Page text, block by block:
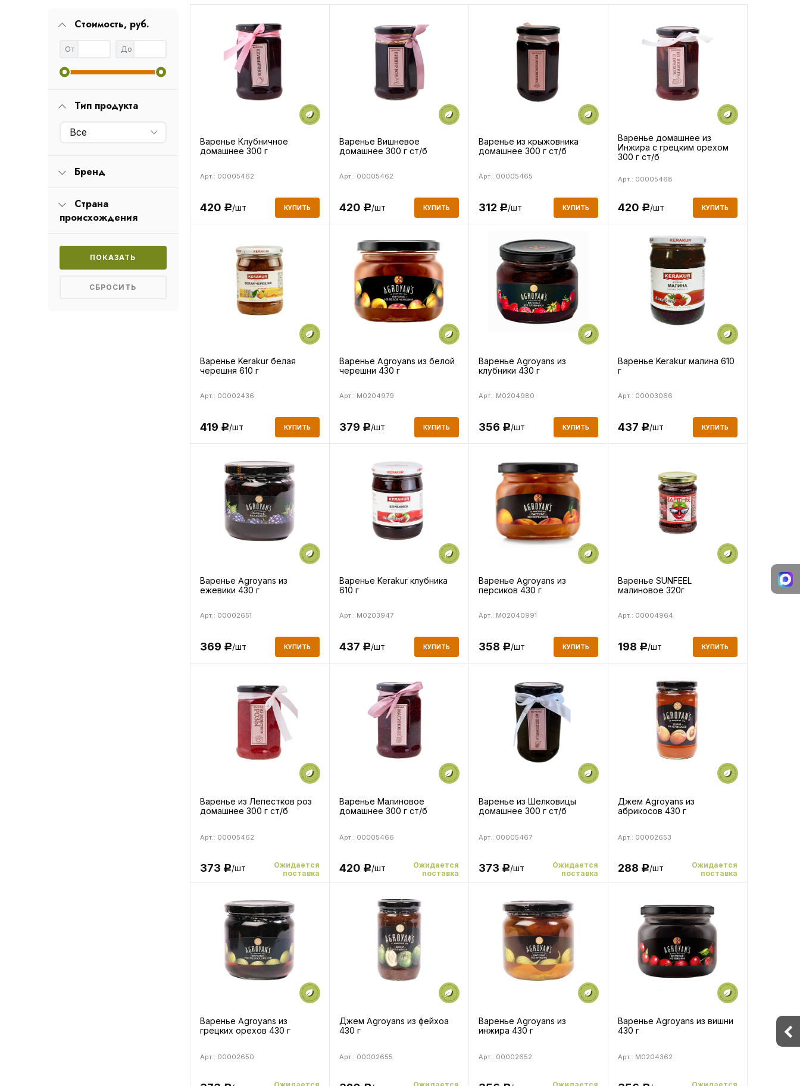
Стоимость, руб.
От До
Тип продукта
Все
Бренд
Страна
происхождения
Варенье Клубничное
домашнее 300 г
Арт.: 00005462
420 Р/шт КУПИТЬ
Варенье Вишневое
домашнее 300 г ст/б
Арт.: 00005462
420 Р/шт КУПИТЬ
Варенье из крыжовника
домашнее 300 г ст/б
Арт.: 00005465
312 Р/шт КУПИТЬ
Варенье домашнее из
Инжира с грецким орехом
300 г ст/б
Арт.: 00005468
420 Р/шт КУПИТЬ
Варенье Kerakur белая
черешня 610 г
Арт.: 00002436
419 Р/шт КУПИТЬ
Варенье Agroyans из белой
черешни 430 г
Арт.: M0204979
379 Р/шт КУПИТЬ
Варенье Agroyans из
клубники 430 г
Арт.: M0204980
356 Р/шт КУПИТЬ
Варенье Kerakur малина 610
г
Арт.: 00003066
437 Р/шт КУПИТЬ
Варенье Agroyans из
ежевики 430 г
Арт.: 00002651
369 Р/шт КУПИТЬ
Варенье Kerakur клубника
610 г
Арт.: M0203947
437 Р/шт КУПИТЬ
Варенье Agroyans из
персиков 430 г
Арт.: M02040991
358 Р/шт КУПИТЬ
Варенье SUNFEEL
малиновое 320г
Арт.: 00004964
198 Р/шт КУПИТЬ
Варенье из Лепестков роз
домашнее 300 г ст/б
Арт.: 00005462
373 Р/шт
Ожидается
поставка
Варенье Малиновое
домашнее 300 г ст/б
Арт.: 00005466
420 Р/шт
Ожидается
поставка
Варенье из Шелковицы
домашнее 300 г ст/б
Арт.: 00005467
373 Р/шт
Ожидается
поставка
Джем Agroyans из
абрикосов 430 г
Арт.: 00002653
288 Р/шт
Ожидается
поставка
Варенье Agroyans из
грецких орехов 430 г
Арт.: 00002650
Джем Agroyans из фейхоа
430 г
Арт.: 00002655
Варенье Agroyans из
инжира 430 г
Арт.: 00002652
Варенье Agroyans из вишни
430 г
Арт.: M0204362